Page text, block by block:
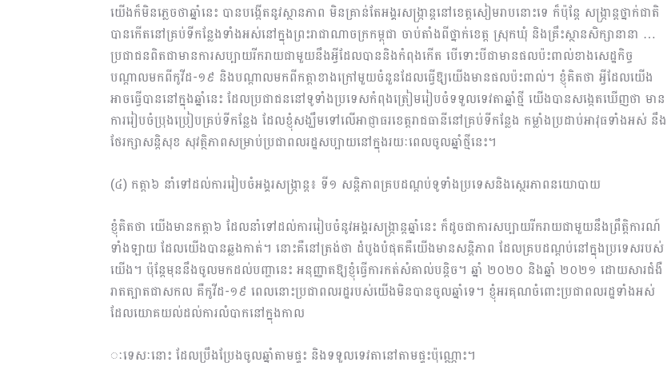
យើងក៏មិនភ្លេចថាឆ្នាំនេះ បានបង្កើតនូវស្ថានភាព មិនគ្រាន់តែអង្គរសង្រ្កាន្តនៅខេត្តសៀមរាបនោះទេ ក៏ប៉ុន្តែ សង្ក្រាន្តថ្នាក់ជាតិ
បានកើតនៅគ្រប់ទីកន្លែងទាំងអស់នៅក្នុងព្រះរាជាណាចក្រកម្ពុជា ចាប់តាំងពីថ្នាក់ខេត្ត ស្រុកឃុំ និងគ្រឹះស្ថានសិក្សានានា …
ប្រជាជនពិតជាមានការសប្បាយរីករាយជាមួយនឹងអ្វីដែលបាននិងកំពុងកើត បើទោះបីជាមានផលប៉ះពាល់ខាងសេដ្ឋកិច្ច
បណ្ដាលមកពីកូវីដ-១៩ និងបណ្ដាលមកពីកត្តាខាងក្រៅមួយចំនួនដែលធ្វើឱ្យយើងមានផលប៉ះពាល់។ ខ្ញុំគិតថា អ្វីដែលយើង
អាចធ្វើបាននៅក្នុងឆ្នាំនេះ​ ដែលប្រជាជននៅទូទាំងប្រទេសកំពុងត្រៀមរៀបចំទទួលទេវតាឆ្នាំថ្មី យើងបានសង្កេតឃើញថា មាន
ការរៀបចំប្រុងប្រៀបគ្រប់ទីកន្លែង ដែលខ្ញុំសង្ឃឹមទៅលើអាជ្ញាធរខេត្តរាជធានីនៅគ្រប់ទីកន្លែង កម្លាំងប្រដាប់អាវុធទាំងអស់ នឹង
ថែរក្សាសន្ដិសុខ សុវត្ថិភាពសម្រាប់ប្រជាពលរដ្ឋសប្បាយនៅក្នុងរយៈពេលចូលឆ្នាំថ្មីនេះ។
(៤) កត្តា៦ នាំទៅដល់ការរៀបចំអង្គរសង្រ្កាន្ត៖ ទី១ សន្តិភាពគ្របដណ្តប់ទូទាំងប្រទេសនិងស្ថេរភាពនយោបាយ
ខ្ញុំគិតថា យើងមានកត្តា៦ ដែលនាំទៅដល់ការរៀបចំនូវអង្គរសង្រ្កាន្តឆ្នាំនេះ ក៏ដូចជាការសប្បាយរីករាយជា​មួយនឹងព្រឹត្តិការណ៍
ទាំងឡាយ ដែលយើងបានឆ្លងកាត់។ នោះគឺនៅត្រង់ថា ដំបូងបំផុតគឺយើងមានសន្ដិភាព ដែលគ្របដណ្ដប់នៅក្នុង​ប្រទេសរបស់
យើង។ ប៉ុន្តែមុននឹងចូលមកដល់បញ្ហានេះ អនុញ្ញាតឱ្យខ្ញុំធ្វើការកត់សំ​គាល់បន្ដិច។ ឆ្នាំ ២០២០ និងឆ្នាំ ២០២១ ដោយសារជំងឺ
រាតត្បាតជាសកល​ គឺកូវីដ-១៩ ពេលនោះប្រជាពលរដ្ឋរបស់យើងមិនបានចូលឆ្នាំទេ។ ខ្ញុំអរគុណចំពោះប្រជាពលរដ្ឋទាំងអស់
ដែលយោគយល់ដល់ការលំ​បាកនៅក្នុងកាល
ៈទេសៈនោះ ដែលប្រឹងប្រែងចូលឆ្នាំតាមផ្ទះ និងទទួលទេវតានៅតាមផ្ទះប៉ុណ្ណោះ។